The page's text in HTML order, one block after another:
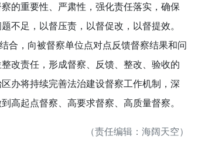
重要性、严肃性，强化责任落实，确保
不足，以督压责，以督促改，以督提效。
合，向被督察单位点对点反馈督察结果和问
改责任，形成督察、反馈、整改、验收的
办将持续完善法治建设督察工作机制，深
高起点督察、高要求督察、高质量督察。
（责任编辑：海阔天空）